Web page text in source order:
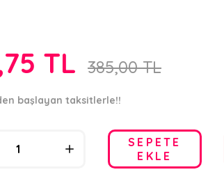
TL 385,00 TL
başlayan taksitlerle!!
SEPETE
EKLE